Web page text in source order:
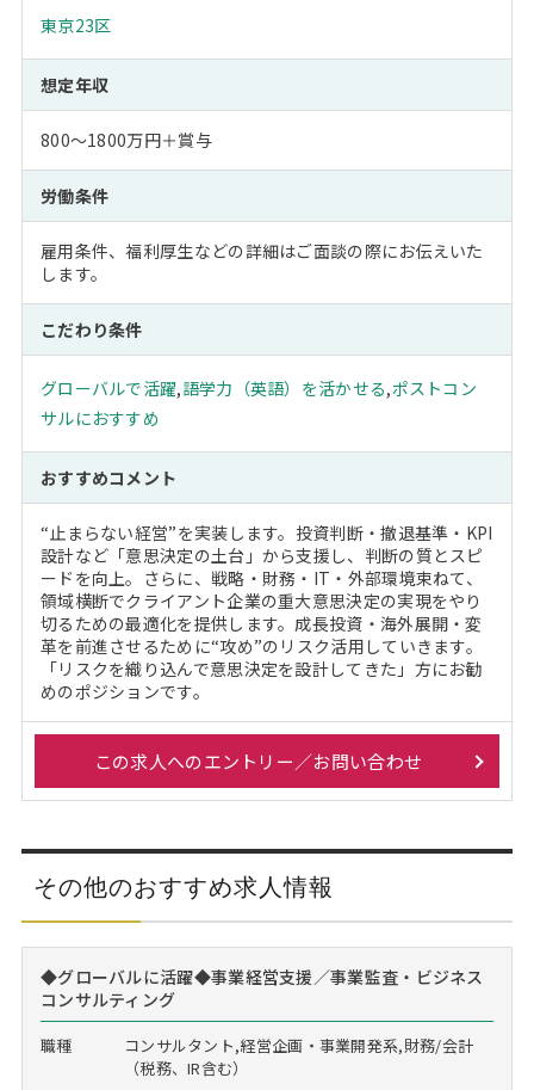
東京23区
想定年収
800～1800万円＋賞与
労働条件
雇用条件、福利厚生などの詳細はご面談の際にお伝えいた
します。
こだわり条件
グローバルで活躍,語学力（英語）を活かせる,ポストコン
サルにおすすめ
おすすめコメント
“止まらない経営”を実装します。投資判断・撤退基準・KPI
設計など「意思決定の土台」から支援し、判断の質とスピ
ードを向上。さらに、戦略・財務・IT・外部環境束ねて、
領域横断でクライアント企業の重大意思決定の実現をやり
切るための最適化を提供します。成長投資・海外展開・変
革を前進させるために“攻め”のリスク活用していきます。
「リスクを織り込んで意思決定を設計してきた」方にお勧
めのポジションです。
この求人へのエントリー／お問い合わせ
その他のおすすめ求人情報
◆グローバルに活躍◆事業経営支援／事業監査・ビジネス
コンサルティング
職種
コンサルタント,経営企画・事業開発系,財務/会計
（税務、IR含む）